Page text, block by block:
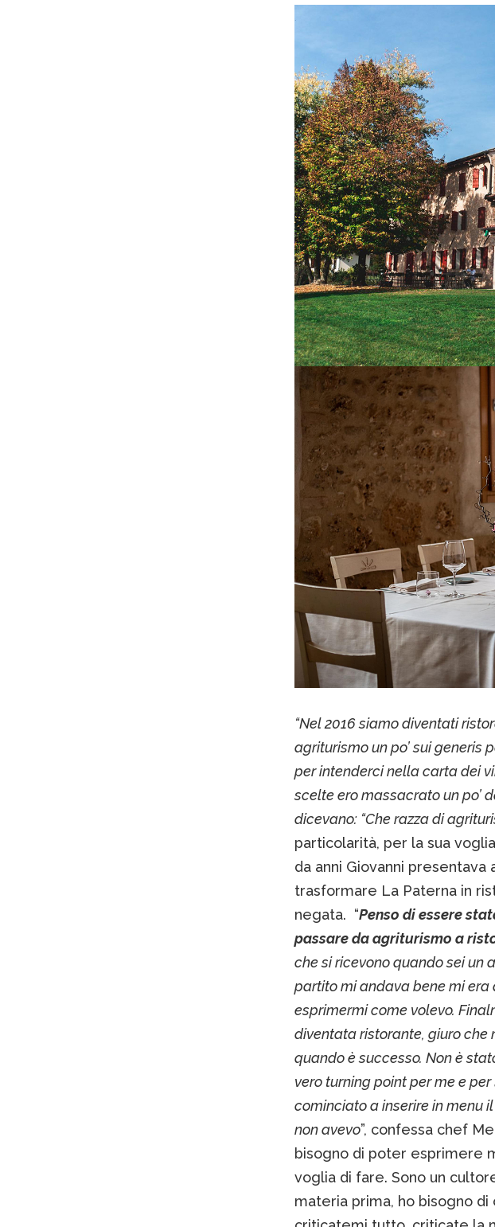
“Nel 2016 siamo diventati
agriturismo un po’ sui generis
per intenderci nella carta dei
scelte ero massacrato un po’
dicevano: “Che razza di
particolarità, per la sua
da anni Giovanni
trasformare La Paterna in
negata. “Penso di essere
passare da agriturismo a
che si ricevono quando sei un
partito mi andava bene mi
esprimermi come volevo.
diventata ristorante, giuro che
quando è successo. Non è
vero turning point per me e
cominciato a inserire in menu
non avevo”, confessa chef
bisogno di poter esprimere
voglia di fare. Sono un
materia prima, ho bisogno